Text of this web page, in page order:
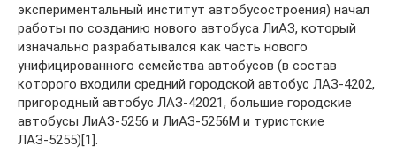
экспериментальный институт автобусостроения) начал
работы по созданию нового автобуса ЛиАЗ, который
изначально разрабатывался как часть нового
унифицированного семейства автобусов (в состав
которого входили средний городской автобус ЛАЗ-4202,
пригородный автобус ЛАЗ-42021, большие городские
автобусы ЛиАЗ-5256 и ЛиАЗ-5256М и туристские
ЛАЗ-5255)[1].